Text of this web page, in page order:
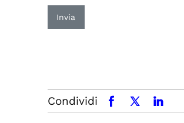
Invia
Condividi facebookx.comlinkedin